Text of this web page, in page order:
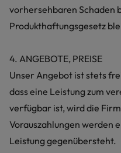
vorhersehbaren Schaden
Produkthaftungsgesetz
4. ANGEBOTE, PREISE
Unser Angebot ist stets
dass eine Leistung zum
verfügbar ist, wird die
Vorauszahlungen werden
Leistung gegenübersteht.